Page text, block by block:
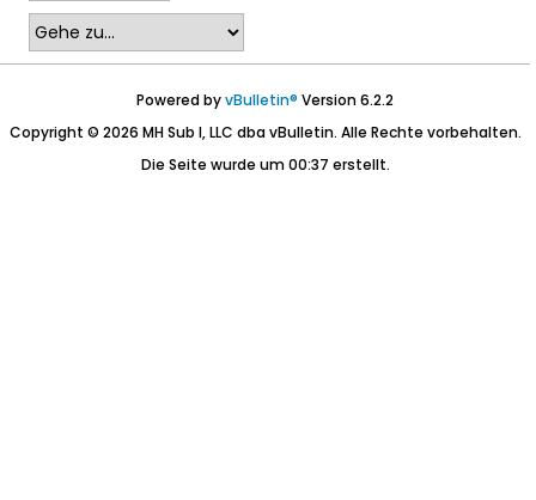
Powered byvBulletin® Version 6.2.2
Copyright © 2026 MH Sub I, LLC dba vBulletin. Alle Rechte vorbehalten.
Die Seite wurde um 00:37 erstellt.